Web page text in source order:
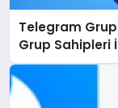
Telegram
Grup Sahipleri
Ulaşma